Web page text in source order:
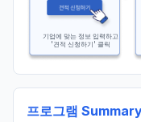
기업에 맞는 정보 입력하고
'견적 신청하기' 클릭
프로그램